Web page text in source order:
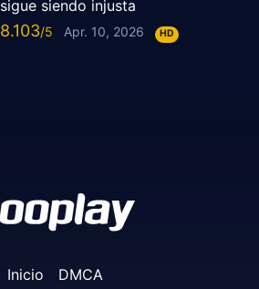
sigue siendo injusta
8.103 Apr. 10, 2026 HD
Inicio DMCA